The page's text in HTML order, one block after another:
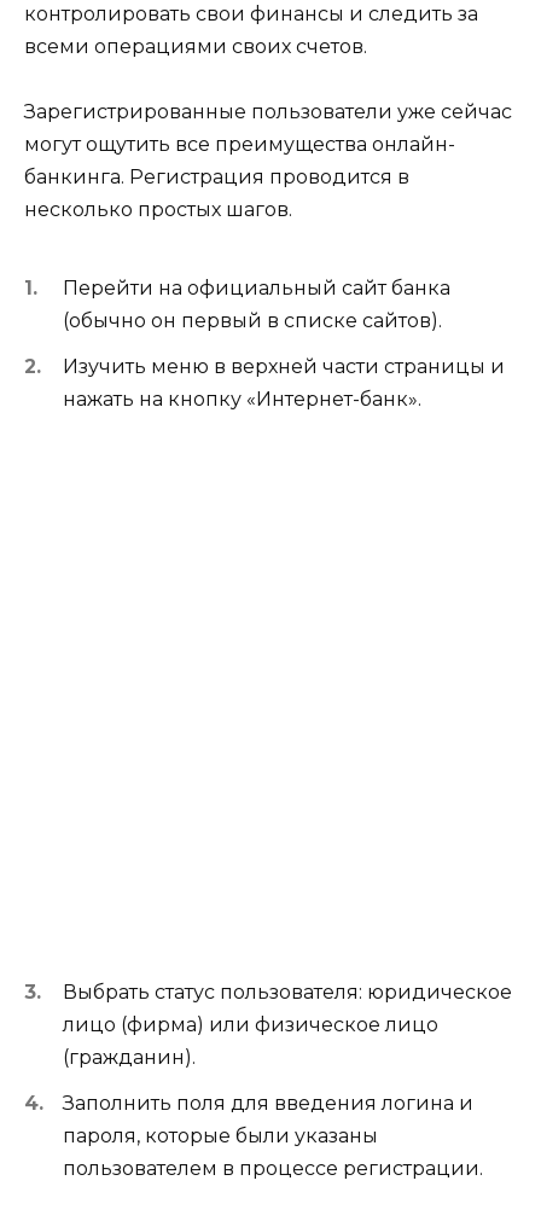
контролировать свои финансы и следить за
всеми операциями своих счетов.
Зарегистрированные пользователи уже сейчас
могут ощутить все преимущества онлайн-
банкинга. Регистрация проводится в
несколько простых шагов.
Перейти на официальный сайт банка
(обычно он первый в списке сайтов).
Изучить меню в верхней части страницы и
нажать на кнопку «Интернет-банк».
Выбрать статус пользователя: юридическое
лицо (фирма) или физическое лицо
(гражданин).
Заполнить поля для введения логина и
пароля, которые были указаны
пользователем в процессе регистрации.